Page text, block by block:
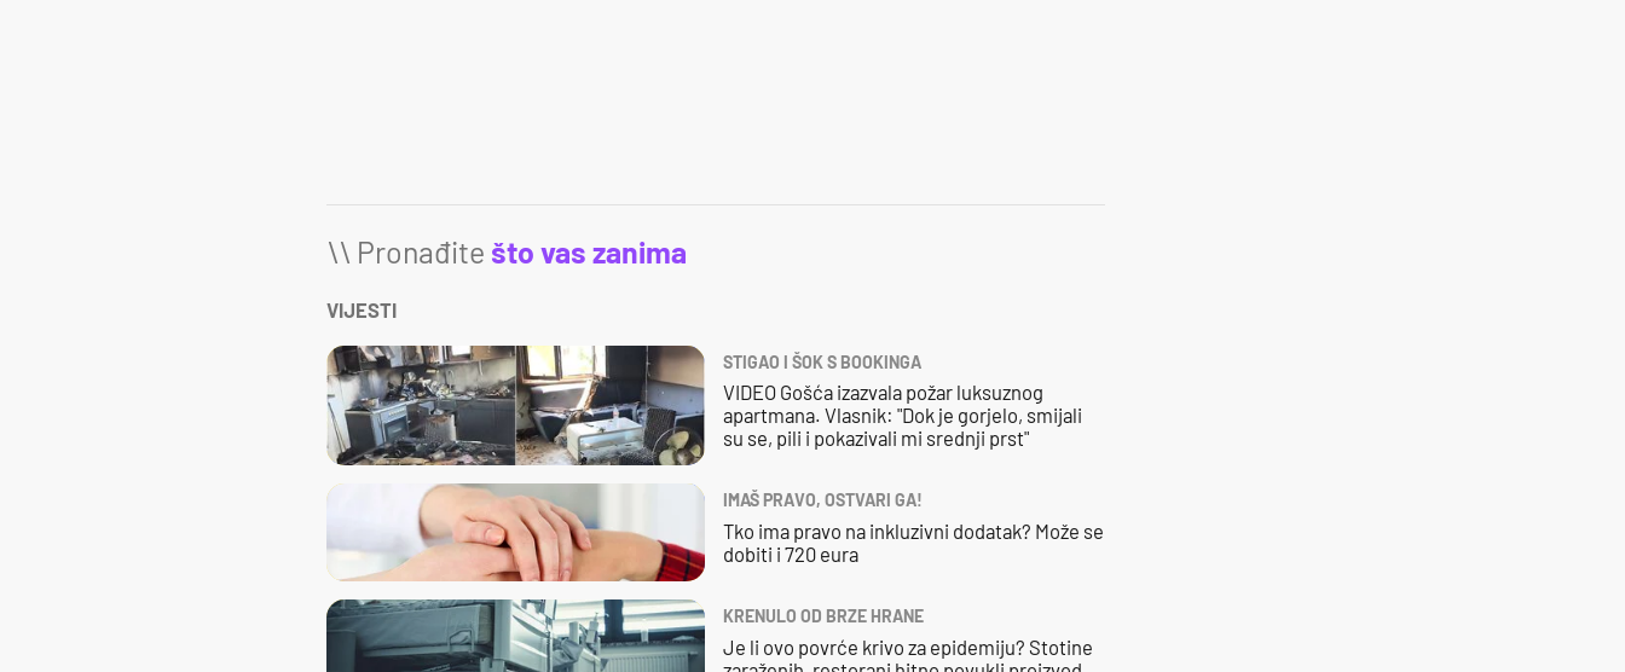
\\ Pronađite što vas zanima
VIJESTI
STIGAO I ŠOK S BOOKINGA
VIDEO Gošća izazvala požar luksuznog
apartmana. Vlasnik: "Dok je gorjelo, smijali
su se, pili i pokazivali mi srednji prst"
IMAŠ PRAVO, OSTVARI GA!
Tko ima pravo na inkluzivni dodatak? Može se
dobiti i 720 eura
KRENULO OD BRZE HRANE
Je li ovo povrće krivo za epidemiju? Stotine